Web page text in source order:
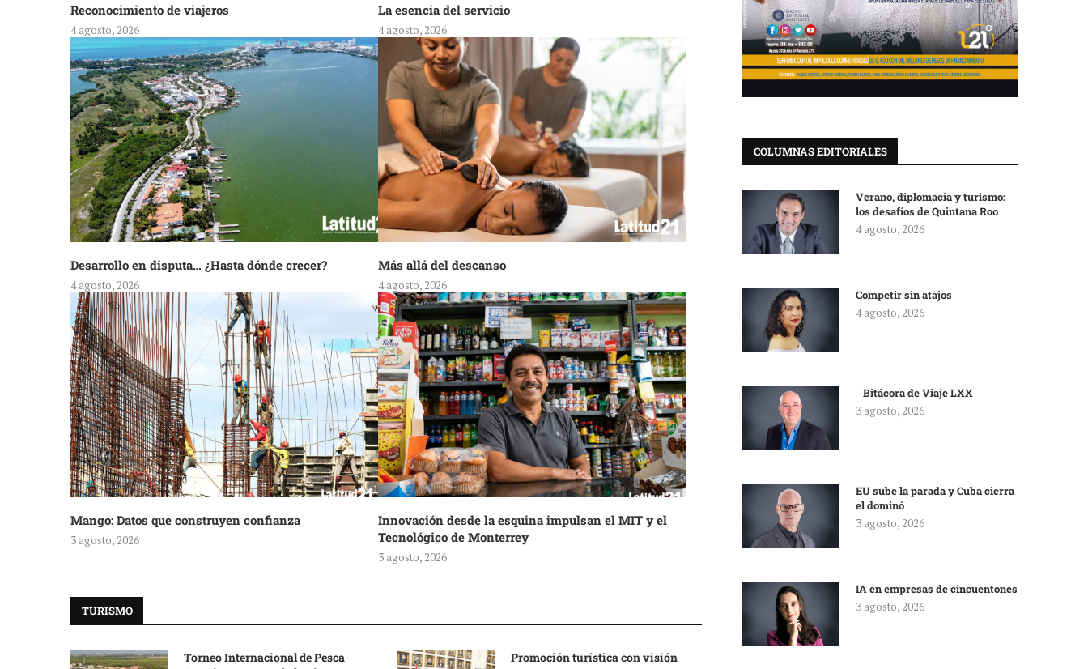
Reconocimiento de viajeros
4 agosto, 2026
La esencia del servicio
4 agosto, 2026
Desarrollo en disputa… ¿Hasta dónde crecer?
4 agosto, 2026
Más allá del descanso
4 agosto, 2026
Mango: Datos que construyen confianza
3 agosto, 2026
Innovación desde la esquina impulsan el MIT y el
Tecnológico de Monterrey
3 agosto, 2026
TURISMO
Torneo Internacional de Pesca
Promoción turística con visión
COLUMNAS EDITORIALES
Verano, diplomacia y turismo:
los desafíos de Quintana Roo
4 agosto, 2026
Competir sin atajos
4 agosto, 2026
Bitácora de Viaje LXX
3 agosto, 2026
EU sube la parada y Cuba cierra
el dominó
3 agosto, 2026
IA en empresas de cincuentones
3 agosto, 2026